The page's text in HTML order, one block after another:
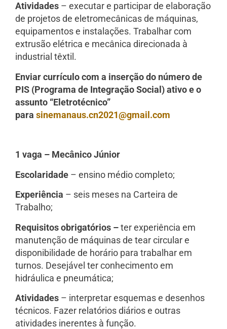
Atividades – executar e participar de elaboração
de projetos de eletromecânicas de máquinas,
equipamentos e instalações. Trabalhar com
extrusão elétrica e mecânica direcionada à
industrial têxtil.
Enviar currículo com a inserção do número de
PIS (Programa de Integração Social) ativo e o
assunto “Eletrotécnico”
para sinemanaus.cn2021@gmail.com
1 vaga – Mecânico Júnior
Escolaridade – ensino médio completo;
Experiência – seis meses na Carteira de
Trabalho;
Requisitos obrigatórios –ter experiência em
manutenção de máquinas de tear circular e
disponibilidade de horário para trabalhar em
turnos. Desejável ter conhecimento em
hidráulica e pneumática;
Atividades – interpretar esquemas e desenhos
técnicos. Fazer relatórios diários e outras
atividades inerentes à função.